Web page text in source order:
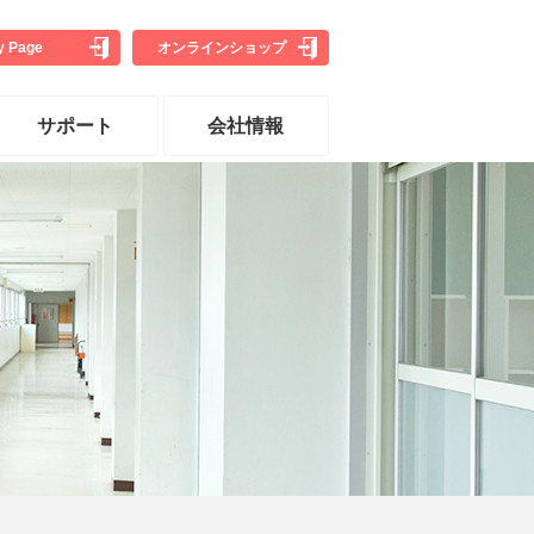
Page オンラインショップ
サポート 会社情報